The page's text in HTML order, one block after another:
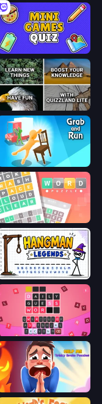
Mini Games Quiz
QuizzLand Trivia
Grab and Run
Wordler
Hangman Legends
Wordling
Help Me: Tricky Brain Puzzles